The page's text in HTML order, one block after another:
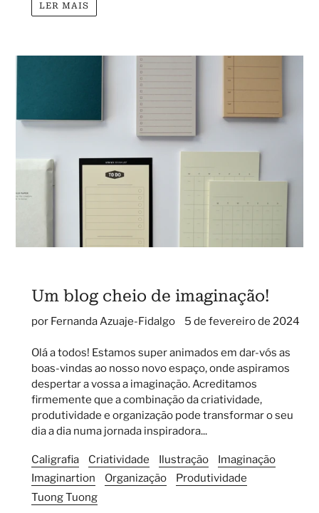
LER MAIS
Um blog cheio de imaginação!
por Fernanda Azuaje-Fidalgo 5 de fevereiro de 2024
Olá a todos! Estamos super animados em dar-vós as
boas-vindas ao nosso novoespaço, onde aspiramos
despertar a vossaa imaginação. Acreditamos
firmemente que a combinação da criatividade,
produtividade e organização pode transformar o seu
dia a dia numa jornada inspiradora...
Caligrafia Criatividade Ilustração
Imaginação
Imaginartion
Organização
Produtividade
Tuong Tuong